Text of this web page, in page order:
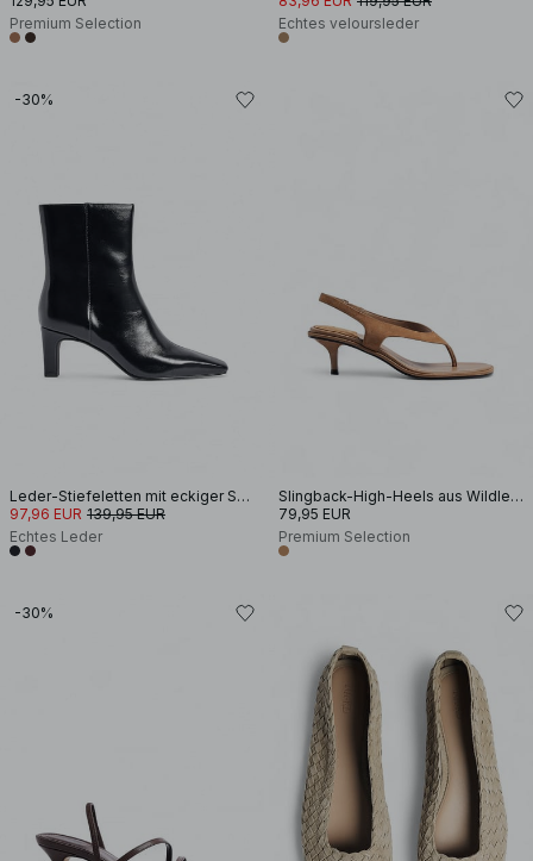
Premium Selection
Echtes veloursleder
-30%
Leder-Stiefeletten mit eckiger Spitze
97,96 EUR 139,95 EUR
Echtes Leder
Slingback-High-Heels aus Wildleder
79,95 EUR
Premium Selection
-30%